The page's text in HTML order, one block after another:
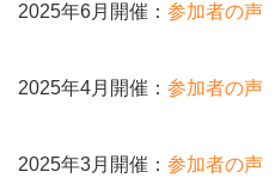
2025年6月開催： 参加者の声
2025年4月開催： 参加者の声
2025年3月開催： 参加者の声